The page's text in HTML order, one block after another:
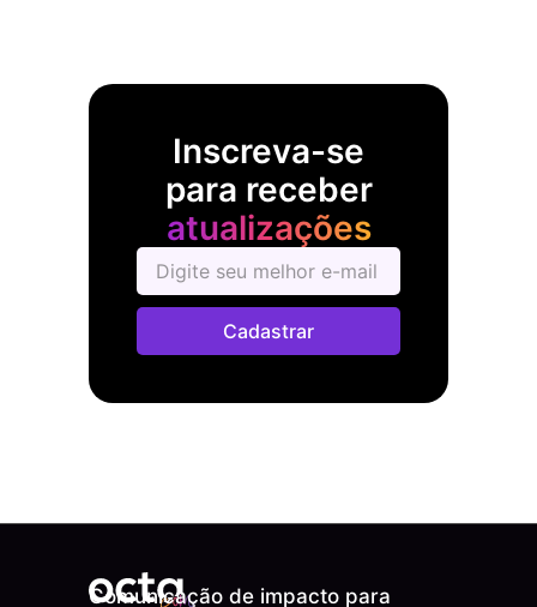
Inscreva-se
para receber
atualizações
Cadastrar
Comunicação de impacto para